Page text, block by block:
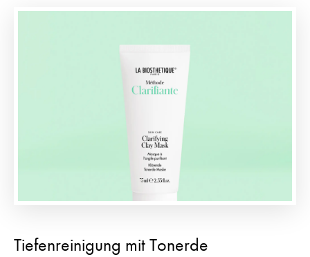
Tiefenreinigung mit Tonerde